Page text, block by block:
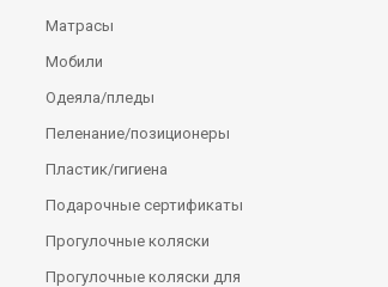
Матрасы
Мобили
Одеяла/пледы
Пеленание/позиционеры
Пластик/гигиена
Подарочные сертификаты
Прогулочные коляски
Прогулочные коляски для